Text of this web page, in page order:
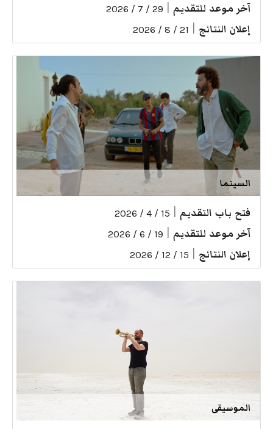
آخر موعد للتقديم 29 / 7 / 2026
إعلان النتائج 21 / 8 / 2026
السينما
فتح باب التقديم 15 / 4 / 2026
آخر موعد للتقديم 19 / 6 / 2026
إعلان النتائج 15 / 12 / 2026
الموسيقى